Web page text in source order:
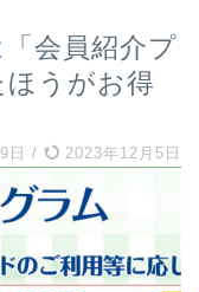
会員紹介プ
ほうがお得
日 / 2023年12月5日